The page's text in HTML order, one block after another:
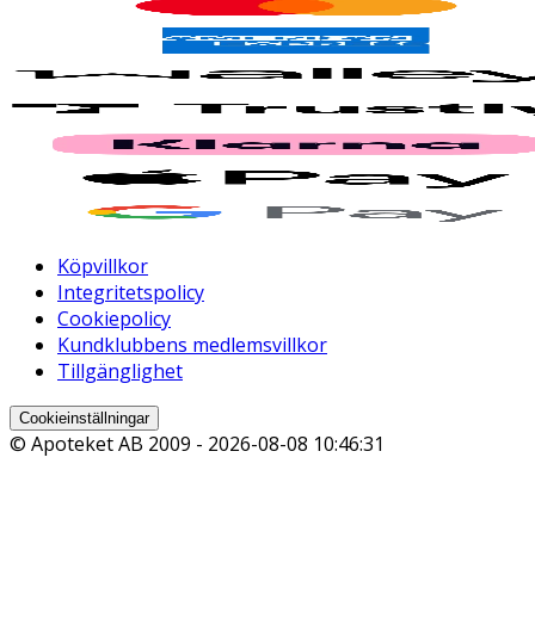
Köpvillkor
Integritetspolicy
Cookiepolicy
Kundklubbens medlemsvillkor
Tillgänglighet
Cookieinställningar
© Apoteket AB 2009 - 2026-08-08 10:46:31